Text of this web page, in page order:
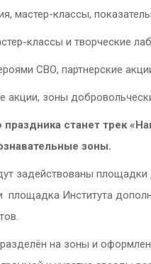
мастер-классы,
классы и творческие
СВО, партнерские
акции, зоны
станет трек
зоны.
задействованы
площадка Института
на зоны и